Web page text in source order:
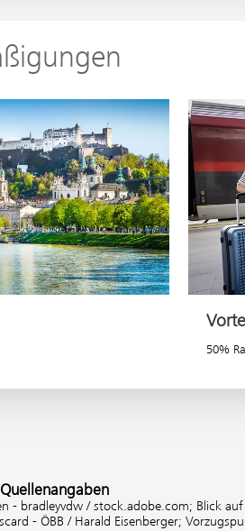
50%
- bradleyvdw / stock.adobe.com; Blick
- ÖBB / Harald Eisenberger;